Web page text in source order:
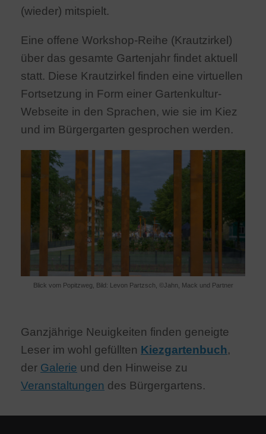
(wieder) mitspielt.
Eine offene Workshop-Reihe (Krautzirkel)
über das gesamte Gartenjahr findet aktuell
statt. Diese Krautzirkel finden eine virtuellen
Fortsetzung in Form einer Gartenkultur-
Webseite in den Sprachen, wie sie im Kiez
und im Bürgergarten gesprochen werden.
Blick vom Popitzweg, Bild: Levon Partzsch, ©Jahn, Mack und Partner
Ganzjährige Neuigkeiten finden geneigte
Leser im wohl gefüllten Kiezgartenbuch,
der Galerie und den Hinweise zu
Veranstaltungen des Bürgergartens.